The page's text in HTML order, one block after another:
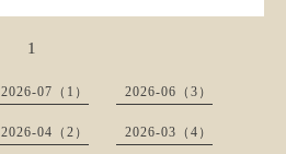
1
2026-07（1） 2026-06（3）
2026-04（2） 2026-03（4）